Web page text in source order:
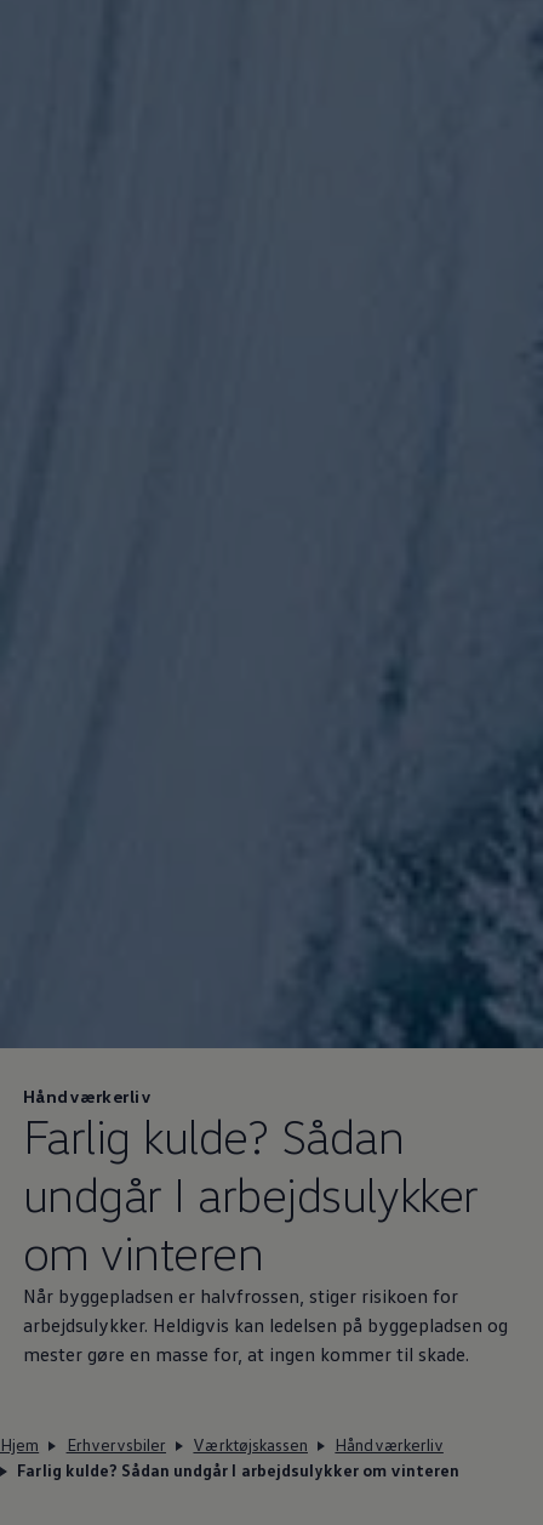
Håndværkerliv
Farlig kulde? Sådan
undgår I arbejdsulykker
om vinteren
Når byggepladsen er halvfrossen, stiger risikoen for
arbejdsulykker. Heldigvis kan ledelsen på byggepladsen og
mester gøre en masse for, at ingen kommer til skade.
Hjem Erhvervsbiler Værktøjskassen
Håndværkerliv
Farlig kulde? Sådan undgår I arbejdsulykker om vinteren